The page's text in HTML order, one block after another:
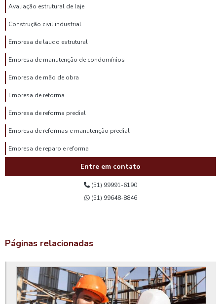
Avaliação estrutural de laje
Construção civil industrial
Empresa de laudo estrutural
Empresa de manutenção de condomínios
Empresa de mão de obra
Empresa de reforma
Empresa de reforma predial
Empresa de reformas e manutenção predial
Empresa de reparo e reforma
Empresa prestadora de serviços de reforma
Empresas de reformas prediais em porto alegre
Engenharia civil laudo estrutural
Gerenciamento de obra custo
Gerenciamento de obras industriais
Impermeabilização de garagem subsolo
Entre em contato
(51) 99991-6190
(51) 99648-8846
Páginas relacionadas